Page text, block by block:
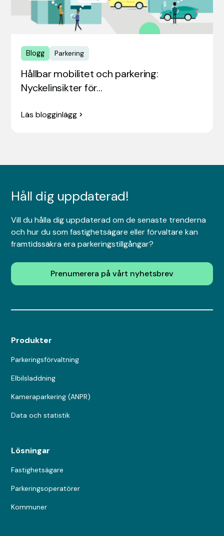
Blogg Parkering
Hållbar mobilitet och parkering:
Nyckelinsikter för…
Läs blogginlägg
Håll dig uppdaterad!
Vill du hålla dig uppdaterad om de senaste trenderna
och hur du som fastighetsägare eller förvaltare kan
framtidssäkra era parkeringstillgångar?
Prenumerera på vårt nyhetsbrev
Produkter
Parkeringsförvaltning
Elbilsladdning
Kameraparkering (ANPR)
Data och statistik
Lösningar
Fastighetsägare
Parkeringsoperatörer
Kommuner